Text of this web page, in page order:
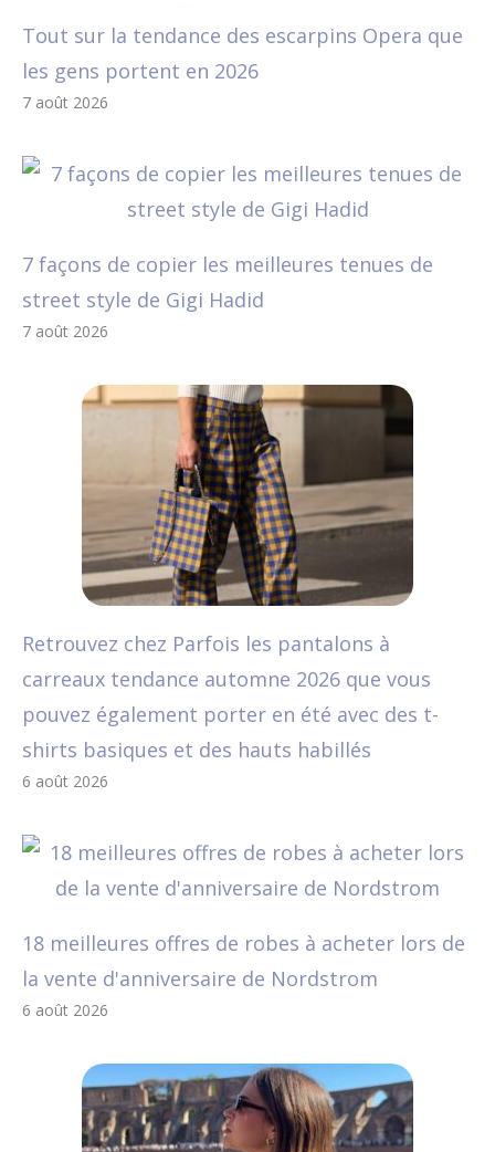
Tout sur la tendance des escarpins Opera que
les gens portent en 2026
7 août 2026
7 façons de copier les meilleures tenues de
street style de Gigi Hadid
7 août 2026
Retrouvez chez Parfois les pantalons à
carreaux tendance automne 2026 que vous
pouvez également porter en été avec des t-
shirts basiques et des hauts habillés
6 août 2026
18 meilleures offres de robes à acheter lors de
la vente d'anniversaire de Nordstrom
6 août 2026